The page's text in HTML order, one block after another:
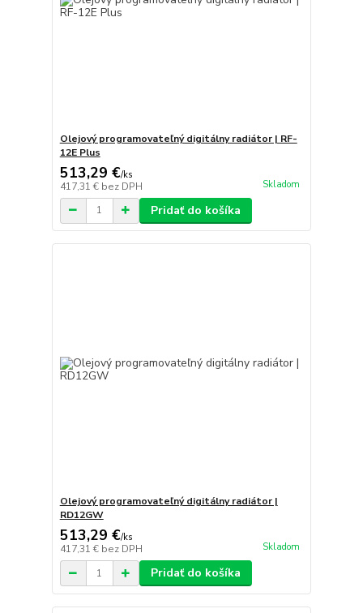
Olejový programovateľný digitálny radiátor | RF-
12E Plus
513,29 €/ks
417,31 € bez DPH Skladom
Pridať do košíka
Olejový programovateľný digitálny radiátor |
RD12GW
513,29 €/ks
417,31 € bez DPH Skladom
Pridať do košíka